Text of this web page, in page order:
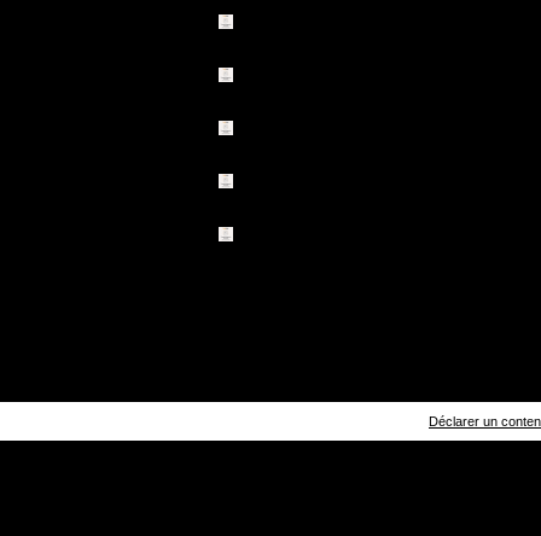
Déclarer un